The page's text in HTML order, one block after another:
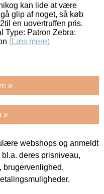
kan lide at være
glip af noget, så køb
en uovertruffen pris.
Type: Patron Zebra:
(Læs mere)
»
»
webshops og anmeldt
deres prisniveau,
brugervenlighed,